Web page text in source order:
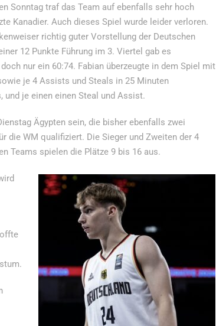
Sonntag traf das Team auf ebenfalls sehr hoch
Kanadier. Auch dieses Spiel wurde leider verloren.
richtig guter Vorstellung der Deutschen
12 Punkte Führung im 3. Viertel gab es
nur ein 60:74. Fabian überzeugte in dem Spiel mit
je 4 Assists und Steals in 25 Minuten
und je einen einen Steal und Assist.
Ägypten sein, die bisher ebenfalls zwei
die WM qualifiziert. Die Sieger und Zweiten der 4
Teams spielen die Plätze 9 bis 16 aus.